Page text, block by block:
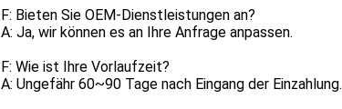
F: Bieten Sie OEM-Dienstleistungen an?
A: Ja, wir können es an Ihre Anfrage anpassen.
F: Wie ist Ihre Vorlaufzeit?
A: Ungefähr 60~90 Tage nach Eingang der Einzahlung.